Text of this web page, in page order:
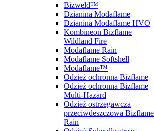
Bizweld™
Dzianina Modaflame
Dzianina Modaflame HVO
Kombineon Bizflame
Wildland Fire
Modaflame Rain
Modaflame Softshell
Modaflame™
Odzież ochronna Bizflame
Odzież ochronna Bizflame
Multi-Hazard
Odzież ostrzegawcza
przeciwdeszczowa Bizflame
Rain